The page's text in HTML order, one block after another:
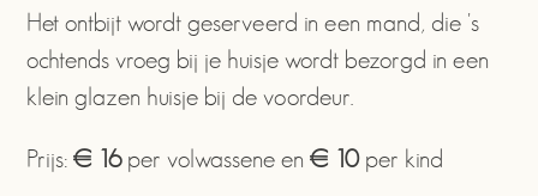
Het ontbijt wordt geserveerd in een mand, die 's
ochtends vroeg bij je huisje wordt bezorgd in een
klein glazen huisje bij de voordeur.
Prijs:€ 16per volwassene en€ 10per kind